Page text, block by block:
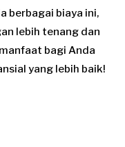
berbagai biaya ini,
lebih tenang dan
bagi Anda
yang lebih baik!